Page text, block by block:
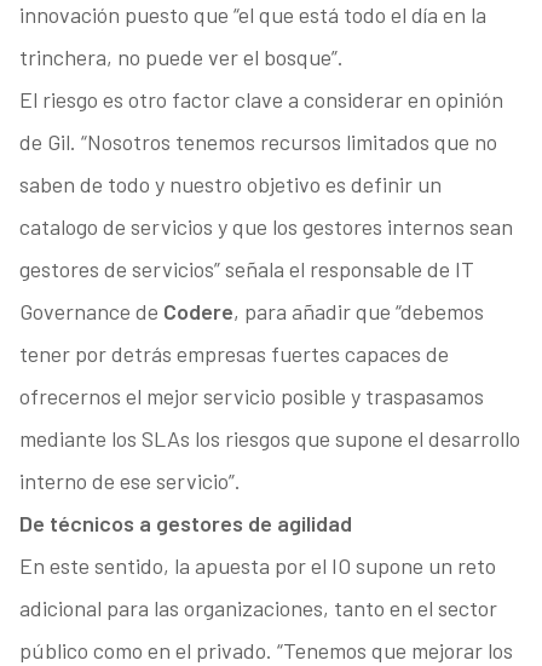
innovación puesto que “el que está todo el día en la
trinchera, no puede ver el bosque”.
El riesgo es otro factor clave a considerar en opinión
de Gil. “Nosotros tenemos recursos limitados que no
saben de todo y nuestro objetivo es definir un
catalogo de servicios y que los gestores internos sean
gestores de servicios” señala el responsable de IT
Governance de Codere, para añadir que “debemos
tener por detrás empresas fuertes capaces de
ofrecernos el mejor servicio posible y traspasamos
mediante los SLAs los riesgos que supone el desarrollo
interno de ese servicio”.
De técnicos a gestores de agilidad
En este sentido, la apuesta por el IO supone un reto
adicional para las organizaciones, tanto en el sector
público como en el privado. “Tenemos que mejorar los